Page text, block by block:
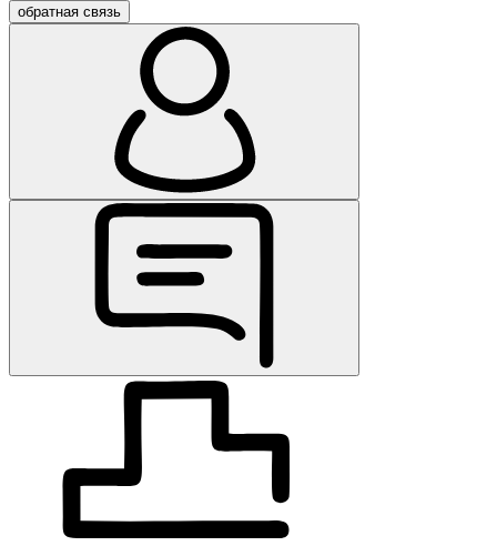
обратная связь